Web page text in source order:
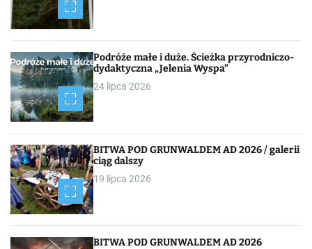
Podróże małe i duże. Ścieżka przyrodniczo-
dydaktyczna „Jelenia Wyspa”
24 lipca 2026
BITWA POD GRUNWALDEM AD 2026 / galerii
ciąg dalszy
19 lipca 2026
BITWA POD GRUNWALDEM AD 2026